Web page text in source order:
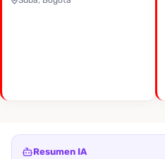
Resumen IA